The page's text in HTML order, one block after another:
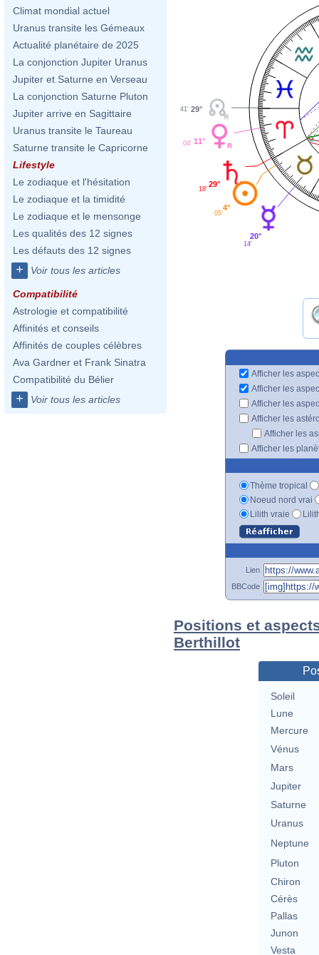
Climat mondial actuel
Uranus transite les Gémeaux
Actualité planétaire de 2025
La conjonction Jupiter Uranus
Jupiter et Saturne en Verseau
La conjonction Saturne Pluton
Jupiter arrive en Sagittaire
Uranus transite le Taureau
Saturne transite le Capricorne
Lifestyle
Le zodiaque et l'hésitation
Le zodiaque et la timidité
Le zodiaque et le mensonge
Les qualités des 12 signes
Les défauts des 12 signes
+ Voir tous les articles
Compatibilité
Astrologie et compatibilité
Affinités et conseils
Affinités de couples célèbres
Ava Gardner et Frank Sinatra
Compatibilité du Bélier
+ Voir tous les articles
29°
41'
11°
04'
29°
18'
4°
05'
20°
14'
Afficher les
Afficher les
Afficher les
Afficher les
Afficher les
Afficher les
Thème tropical
Noeud nord vrai
Lilith vraie
Lien
BBCode
Positions et
Berthillot
Soleil
Lune
Mercure
Vénus
Mars
Jupiter
Saturne
Uranus
Neptune
Pluton
Chiron
Cérès
Pallas
Junon
Vesta